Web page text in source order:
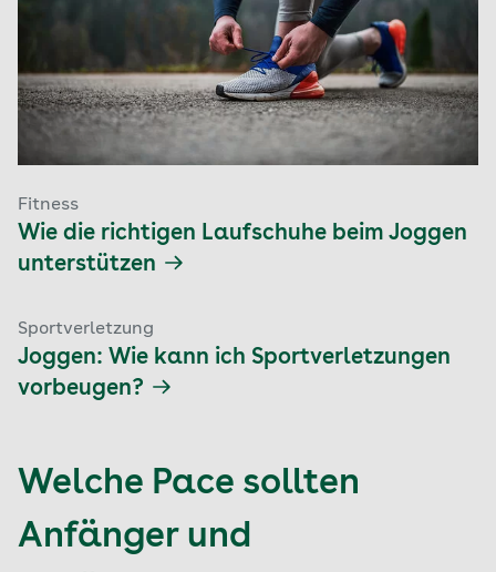
Fitness
Wie die richtigen Laufschuhe beim Joggen
unterstützen
Sportverletzung
Joggen: Wie kann ich Sportverletzungen
vorbeugen?
Welche Pace sollten
Anfänger und